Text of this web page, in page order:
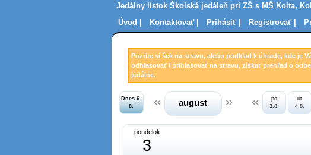
Jedálny lístok Školská jedáleň pri ZŠ s MŠ Kolta,
Úvod |
Kontaktovať | Prihásiť | Registrovať |
Pozrite si šek na stravu, alebo podklad k úhrade, kde je
odhlasovať / prihlasovať na stravu, získať prehľad o
jedálne.
Dnes 6.
8.
august
po
3.8.
ut
4.8.
pondelok
3